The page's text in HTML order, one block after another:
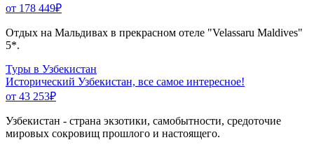
от 178 449₽
Отдых на Мальдивах в прекрасном отеле "Velassaru Maldives"
5*.
Туры в Узбекистан
Исторический Узбекистан, все самое интересное!
от 43 253₽
Узбекистан - страна экзотики, самобытности, средоточие
мировых сокровищ прошлого и настоящего.